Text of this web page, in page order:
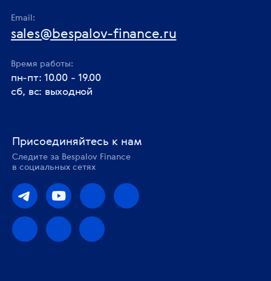
Следите за Bespalov Finance
в социальных сетях
Email:
sales@bespalov-finance.ru
пн-пт: 10.00 - 19.00
сб, вс: выходной
Время работы:
Присоединяйтесь к нам